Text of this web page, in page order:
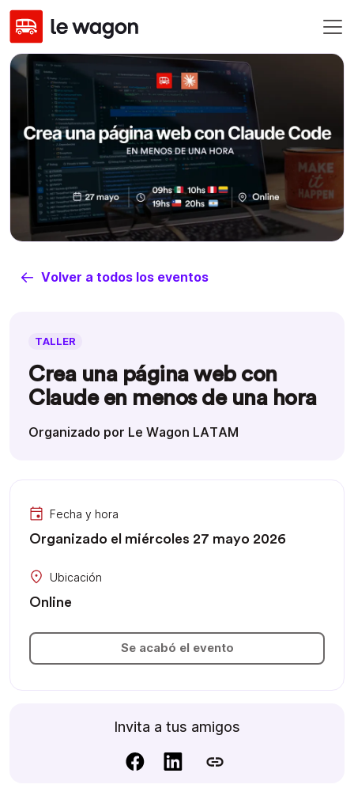
Volver a todos los eventos
TALLER
Crea una página web con
Claude en menos de una hora
Organizado por Le Wagon LATAM
Fecha y hora
Organizado el miércoles 27 mayo 2026
Ubicación
Online
Se acabó el evento
Invita a tus amigos